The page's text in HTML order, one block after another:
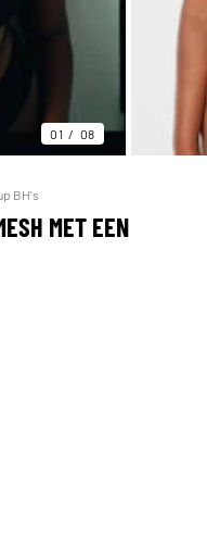
01 08
BH's
MET EEN